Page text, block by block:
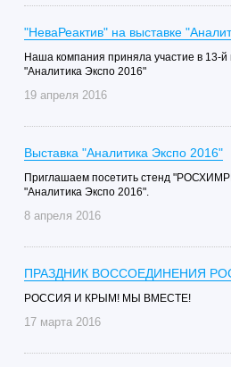
"НеваРеактив" на выставке
Наша компания приняла участие в 13-
"Аналитика Экспо 2016"
19 апреля 2016
Выставка "Аналитика Экспо 2016"
Приглашаем посетить стенд
"Аналитика Экспо 2016".
8 апреля 2016
ПРАЗДНИК ВОССОЕДИНЕНИЯ
РОССИЯ И КРЫМ! МЫ ВМЕСТЕ!
17 марта 2016